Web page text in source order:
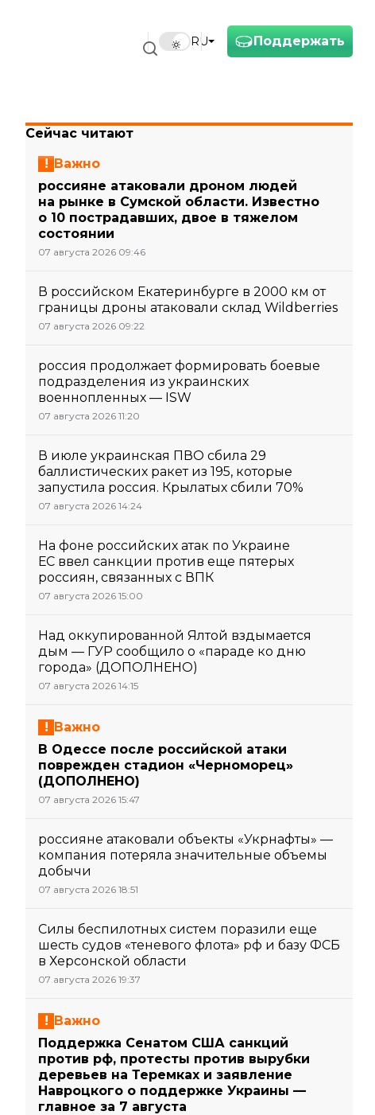
Поддержать
RU
Сейчас читают
Важно
россияне атаковали дроном людей
на рынке в Сумской области. Известно
о 10 пострадавших, двое в тяжелом
состоянии
07 августа 2026 09:46
В российском Екатеринбурге в 2000 км от
границы дроны атаковали склад Wildberries
07 августа 2026 09:22
россия продолжает формировать боевые
подразделения из украинских
военнопленных — ISW
07 августа 2026 11:20
В июле украинская ПВО сбила 29
баллистических ракет из 195, которые
запустила россия. Крылатых сбили 70%
07 августа 2026 14:24
На фоне российских атак по Украине
ЕС ввел санкции против еще пятерых
россиян, связанных с ВПК
07 августа 2026 15:00
Над оккупированной Ялтой вздымается
дым — ГУР сообщило о «параде ко дню
города» (ДОПОЛНЕНО)
07 августа 2026 14:15
Важно
В Одессе после российской атаки
поврежден стадион «Черноморец»
(ДОПОЛНЕНО)
07 августа 2026 15:47
россияне атаковали объекты «Укрнафты» —
компания потеряла значительные объемы
добычи
07 августа 2026 18:51
Силы беспилотных систем поразили еще
шесть судов «теневого флота» рф и базу ФСБ
в Херсонской области
07 августа 2026 19:37
Важно
Поддержка Сенатом США санкций
против рф, протесты против вырубки
деревьев на Теремках и заявление
Навроцкого о поддержке Украины —
главное за 7 августа